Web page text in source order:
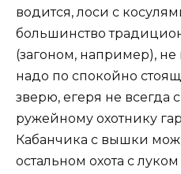
водится, лоси с
большинство
(загоном, например), не
надо по спокойно
зверю, егеря не всегда
ружейному охотнику
Кабанчика с вышки
остальном охота с